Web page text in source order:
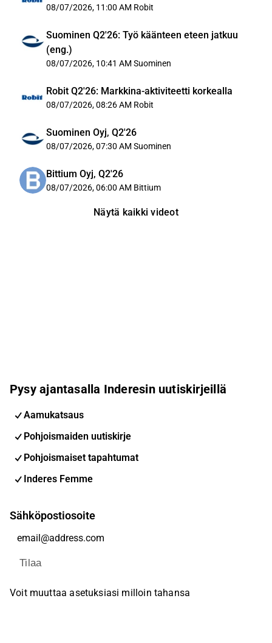
08/07/2026, 11:00 AM Robit
Suominen Q2'26: Työ käänteen eteen jatkuu
(eng.)
08/07/2026, 10:41 AM Suominen
Robit Q2'26: Markkina-aktiviteetti korkealla
08/07/2026, 08:26 AM Robit
Suominen Oyj, Q2'26
08/07/2026, 07:30 AM Suominen
Bittium Oyj, Q2'26
08/07/2026, 06:00 AM Bittium
Näytä kaikki videot
Pysy ajantasalla Inderesin uutiskirjeillä
Aamukatsaus
Pohjoismaiden uutiskirje
Pohjoismaiset tapahtumat
Inderes Femme
Sähköpostiosoite
Tilaa
Voit muuttaa asetuksiasi milloin tahansa